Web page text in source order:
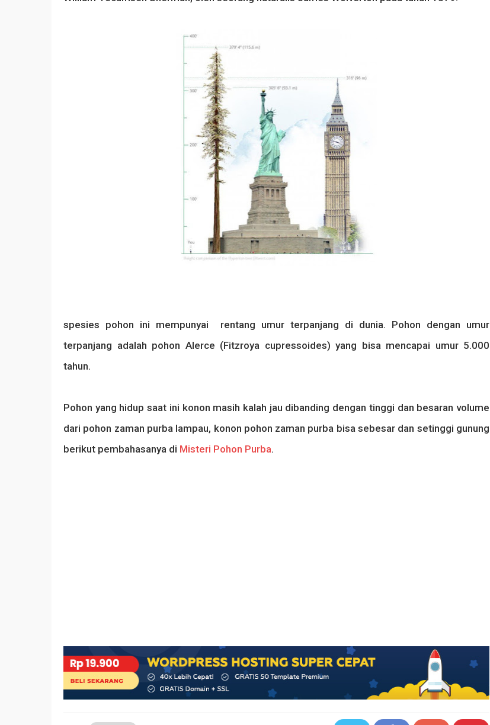
spesies pohon ini mempunyai rentang umur terpanjang di dunia. Pohon dengan umur
terpanjang adalah pohon Alerce (Fitzroya cupressoides) yang bisa mencapai umur 5.000
tahun.
Pohon yang hidup saat ini konon masih kalah jau dibanding dengan tinggi dan besaran volume
dari pohon zaman purba lampau, konon pohon zaman purba bisa sebesar dan setinggi gunung
berikut pembahasanya di Misteri Pohon Purba.